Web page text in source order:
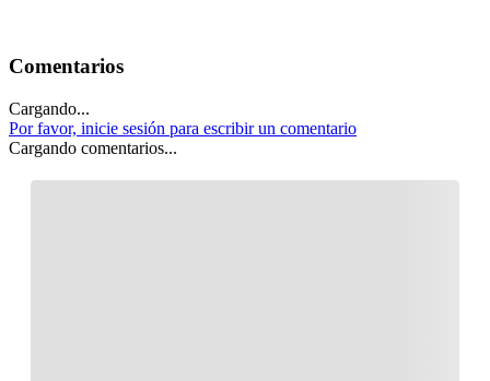
Comentarios
Cargando...
Por favor, inicie sesión para escribir un comentario
Cargando comentarios...